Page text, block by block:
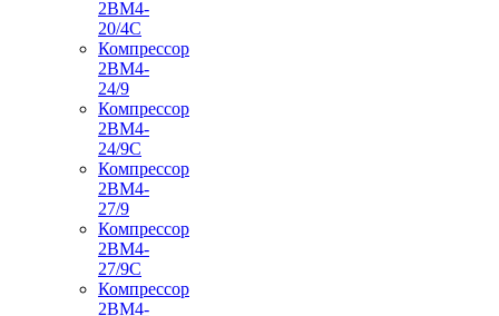
2ВМ4-
20/4С
Компрессор
2ВМ4-
24/9
Компрессор
2ВМ4-
24/9С
Компрессор
2ВМ4-
27/9
Компрессор
2ВМ4-
27/9С
Компрессор
2ВМ4-